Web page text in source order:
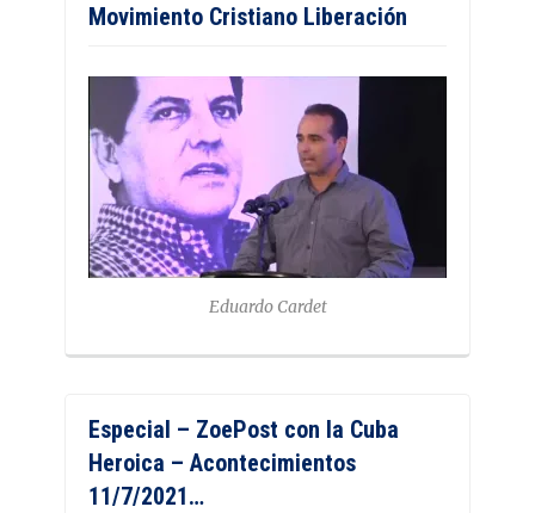
Movimiento Cristiano Liberación
Eduardo Cardet
Especial – ZoePost con la Cuba
Heroica – Acontecimientos
11/7/2021…